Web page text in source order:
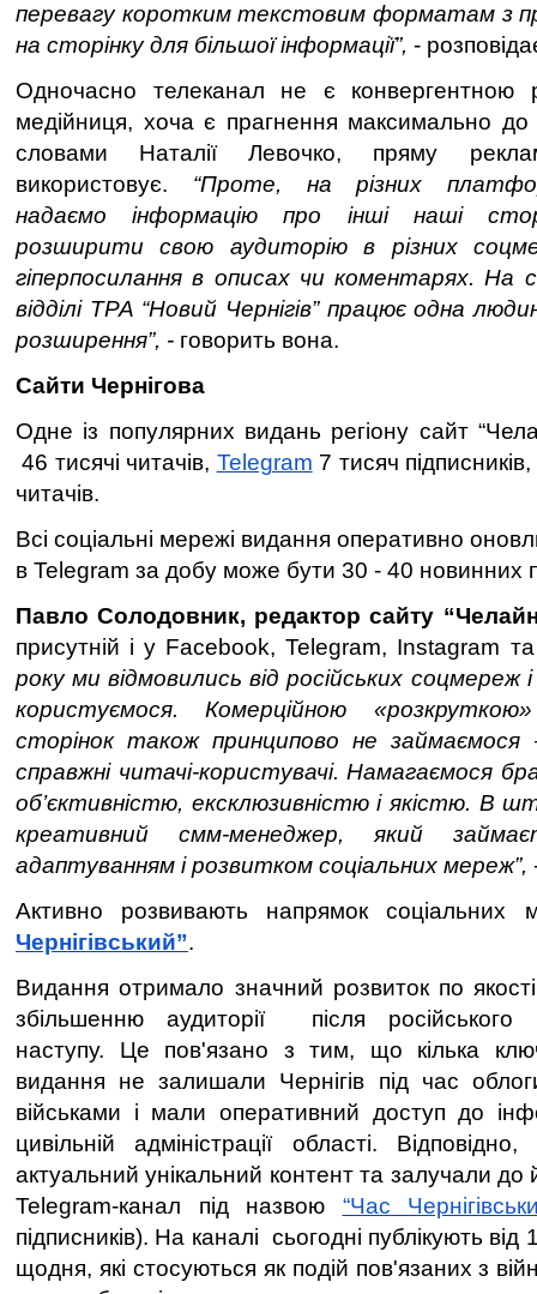
перевагу коротким текстовим форматам з
на сторінку для більшої інформації”, -
Одночасно телеканал не є конвергентною
медійниця, хоча є прагнення максимально до
словами Наталії Левочко, пряму
використовує. “Проте, на різних
надаємо інформацію про інші наші
розширити свою аудиторію в різних
гіперпосилання в описах чи коментарях. На
відділі ТРА “Новий Чернігів” працює одна
розширення”, - говорить вона.
Сайти Чернігова
Одне із популярних видань регіону сайт
46 тисячі читачів, Telegram 7 тисяч підписників,
читачів.
Всі соціальні мережі видання оперативно
в Telegram за добу може бути 30 - 40 новинних
Павло Солодовник, редактор сайту
присутній і у Facebook, Telegram, Instagram
року ми відмовились від російських соцмереж
користуємося. Комерційною
сторінок також принципово не
справжні читачі-користувачі. Намагаємося
об’єктивністю, ексклюзивністю і якістю. В
креативний смм-менеджер, який
адаптуванням і розвитком соціальних мереж”,
Активно розвивають напрямок
Чернігівський”.
Видання отримало значний розвиток по якості
збільшенню аудиторії
після
наступу. Це пов'язано з тим, що кілька
видання не залишали Чернігів під час
військами і мали оперативний доступ до
цивільній адміністрації області.
актуальний унікальний контент та залучали до
Telegram-канал під назвою “Час
підписників). На каналі сьогодні публікують
щодня, які стосуються як подій пов'язаних з